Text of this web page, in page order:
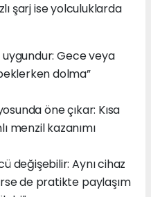
şarj ise yolculuklarda
uygundur: Gece veya
dolma”
öne çıkar: Kısa
menzil kazanımı
değişebilir: Aynı cihaz
de pratikte paylaşım